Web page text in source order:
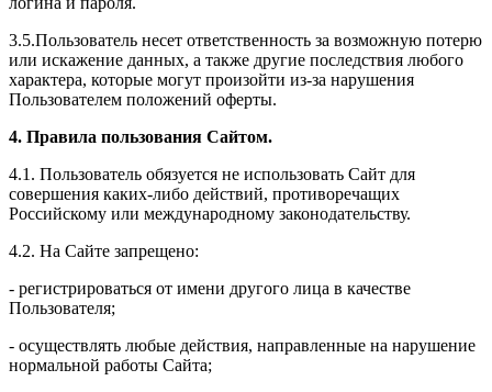
3.5.Пользователь несет ответственность за возможную потерю
или искажение данных, а также другие последствия любого
характера, которые могут произойти из-за нарушения
Пользователем положений оферты.
4. Правила пользования Сайтом.
4.1. Пользователь обязуется не использовать Сайт для
совершения каких-либо действий, противоречащих
Российскому или международному законодательству.
4.2. На Сайте запрещено:
- регистрироваться от имени другого лица в качестве
Пользователя;
- осуществлять любые действия, направленные на нарушение
нормальной работы Сайта;